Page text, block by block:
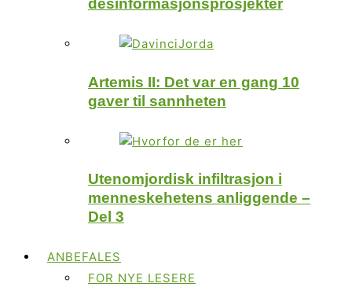
desinformasjonsprosjekter
Artemis II: Det var en gang 10
gaver til sannheten
Utenomjordisk infiltrasjon i
menneskehetens anliggende –
Del 3
ANBEFALES
FOR NYE LESERE